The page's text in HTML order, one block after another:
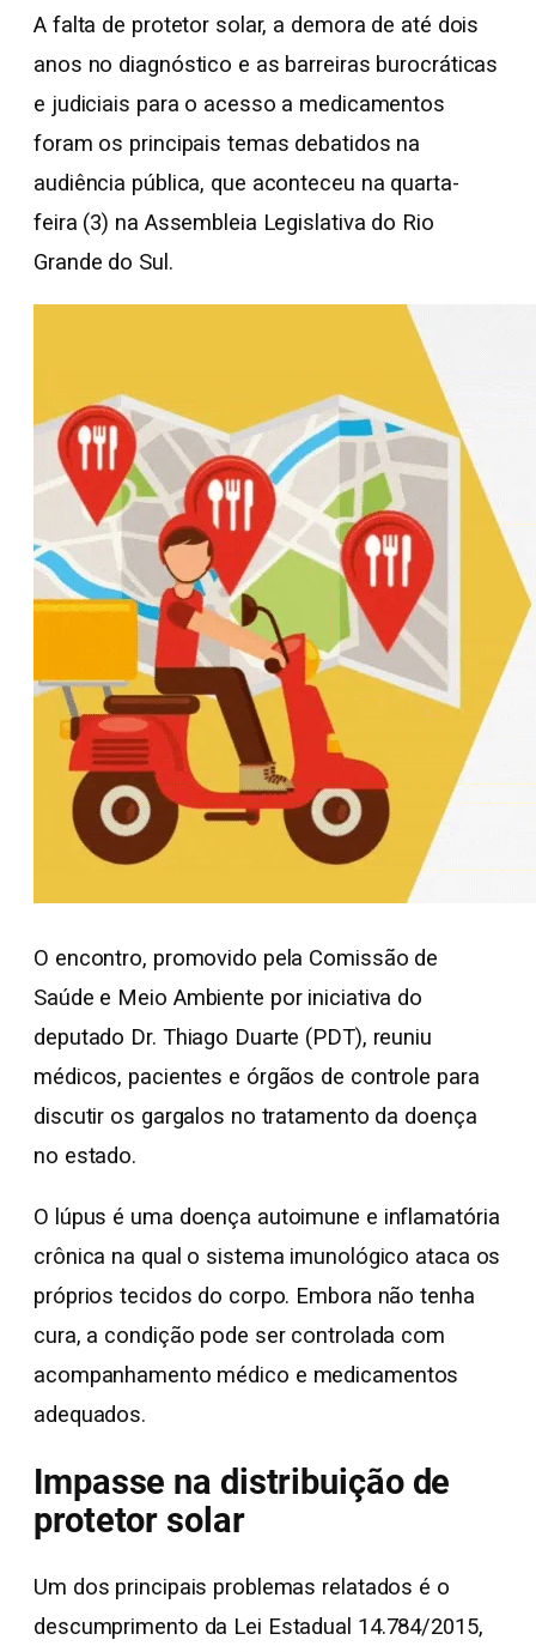
A falta de protetor solar, a demora de até dois
anos no diagnóstico e as barreiras burocráticas
e judiciais para o acesso a medicamentos
foram os principais temas debatidos na
audiência pública, que aconteceu na quarta-
feira (3) na Assembleia Legislativa do Rio
Grande do Sul.
O encontro, promovido pela Comissão de
Saúde e Meio Ambiente por iniciativa do
deputado Dr. Thiago Duarte (PDT), reuniu
médicos, pacientes e órgãos de controle para
discutir os gargalos no tratamento da doença
no estado.
O lúpus é uma doença autoimune e inflamatória
crônica na qual o sistema imunológico ataca os
próprios tecidos do corpo. Embora não tenha
cura, a condição pode ser controlada com
acompanhamento médico e medicamentos
adequados.
Impasse na distribuição de
protetor solar
Um dos principais problemas relatados é o
descumprimento da Lei Estadual 14.784/2015,